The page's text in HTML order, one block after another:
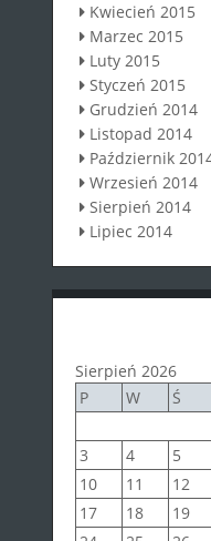
Kwiecień 2015
Marzec 2015
Luty 2015
Styczeń 2015
Grudzień 2014
Listopad 2014
Październik
Wrzesień 2014
Sierpień 2014
Lipiec 2014
Sierpień 2026
P
W Ś
3
4 5
10
11 12
17
18 19